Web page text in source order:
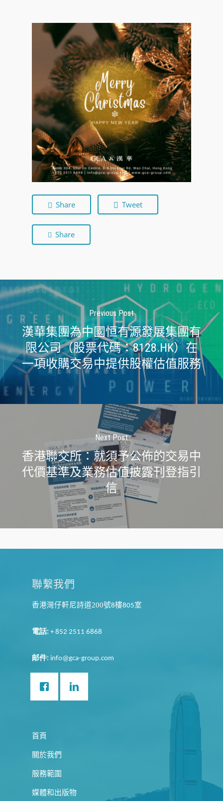
Share Tweet
Share
Previous Post
漢華集團為中國恒有源發展集團有
限公司（股票代碼：8128.HK）在
一項收購交易中提供股權估值服務
Next Post
香港聯交所：就須予公佈的交易中
代價基準及業務估值披露刊登指引
信
聯繫我們
香港灣仔軒尼詩道200號8樓805室
電話: + 852 2511 6868
邮件: info@gca-group.com
首頁
關於我們
服務範圍
媒體和出版物